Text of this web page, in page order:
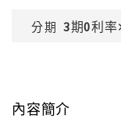
分期 3期0利率
內容簡介